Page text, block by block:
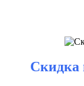
Скидка